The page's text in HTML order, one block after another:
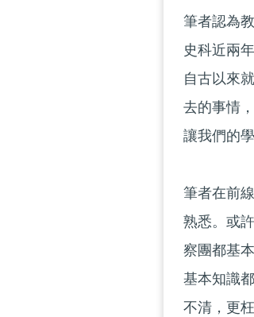
筆者認為
史科近兩
自古以來
去的事情
讓我們的
筆者在前
熟悉。或
察團都基
基本知識
不清，更